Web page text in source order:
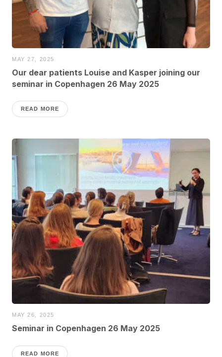
MAY 27, 2025
Our dear patients Louise and Kasper joining our
seminar in Copenhagen 26 May 2025
READ MORE
MAY 26, 2025
Seminar in Copenhagen 26 May 2025
READ MORE